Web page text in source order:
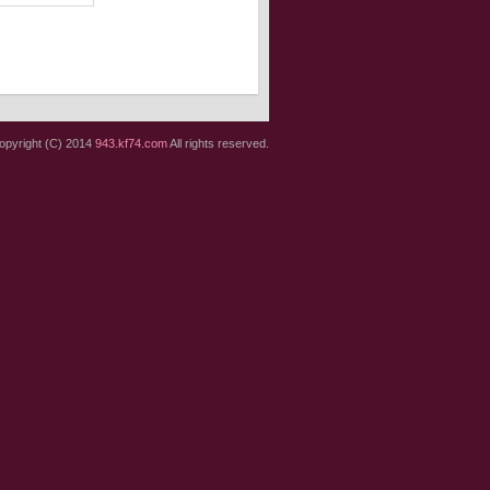
(C) 2014 943.kf74.comAll rights reserved.